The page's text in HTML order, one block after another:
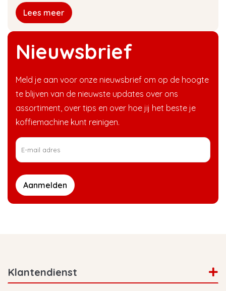
Nieuwsbrief
Meld je aan voor onze nieuwsbrief om op de hoogte
te blijven van de nieuwste updates over ons
assortiment, over tips en over hoe jij het beste je
koffiemachine kunt reinigen.
Aanmelden
Lees meer
Klantendienst